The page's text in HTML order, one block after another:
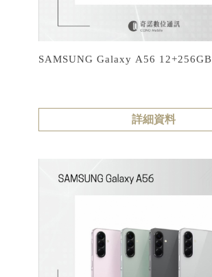
SAMSUNG Galaxy A56 12+256GB
詳細資料